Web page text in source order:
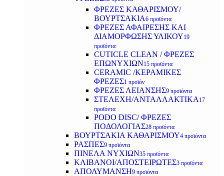
ΦΡΕΖΕΣ ΚΑΘΑΡΙΣΜΟΥ/
ΒΟΥΡΤΣΑΚΙΑ6 προϊόντα
ΦΡΕΖΕΣ ΑΦΑΙΡΕΣΗΣ ΚΑΙ
ΔΙΑΜΟΡΦΩΣΗΣ ΥΛΙΚΟΥ19
προϊόντα
CUTICLE CLEAN / ΦΡΕΖΕΣ
ΕΠΩΝΥΧΙΩΝ15 προϊόντα
CERAMIC /ΚΕΡΑΜΙΚΕΣ
ΦΡΕΖΕΣ1 προϊόν
ΦΡΕΖΕΣ ΛΕΙΑΝΣΗΣ9 προϊόντα
ΣΤΕΛΕΧΗ/ΑΝΤΑΛΛΑΚΤΙΚΑ 17
προϊόντα
PODO DISC/ ΦΡΕΖΕΣ
ΠΟΔΟΛΟΓΙΑΣ28 προϊόντα
ΒΟΥΡΤΣΑΚΙΑ ΚΑΘΑΡΙΣΜΟΥ4 προϊόντα
ΡΑΣΠΕΣ9 προϊόντα
ΠΙΝΕΛΑ ΝΥΧΙΩΝ35 προϊόντα
ΚΛΙΒΑΝΟΙ/ΑΠΟΣΤΕΙΡΩΤΕΣ3 προϊόντα
ΑΠΟΛΥΜΑΝΣΗ9 προϊόντα